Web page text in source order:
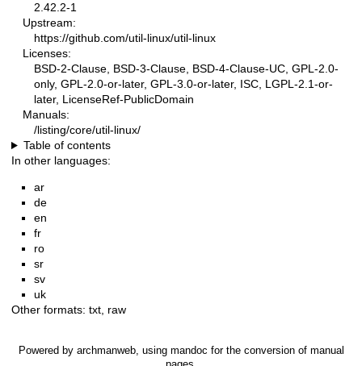
2.42.2-1
Upstream:
https://github.com/util-linux/util-linux
Licenses:
BSD-2-Clause, BSD-3-Clause, BSD-4-Clause-UC, GPL-2.0-
only, GPL-2.0-or-later, GPL-3.0-or-later, ISC, LGPL-2.1-or-
later, LicenseRef-PublicDomain
Manuals:
/listing/core/util-linux/
Table of contents
In other languages:
ar
de
en
fr
ro
sr
sv
uk
Other formats: txt raw
Powered by archmanweb, using mandoc for the conversion of manual